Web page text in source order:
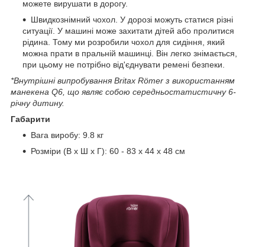
можете вирушати в дорогу.
Швидкознімний чохол. У дорозі можуть статися різні
ситуації. У машині може захитати дітей або пролитися
рідина. Тому ми розробили чохол для сидіння, який
можна прати в пральній машинці. Він легко знімається,
при цьому не потрібно від'єднувати ремені безпеки.
*Внутрішні випробування Britax Römer з використанням
манекена Q6, що являє собою середньостатистичну 6-
річну дитину.
Габарити
Вага виробу: 9.8 кг
Розміри (В x Ш x Г): 60 - 83 x 44 x 48 см